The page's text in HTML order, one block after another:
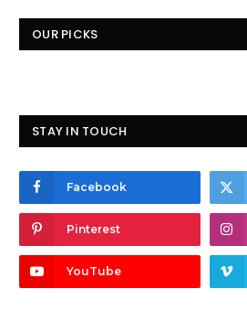
OUR PICKS
STAY IN TOUCH
Facebook
Pinterest
YouTube